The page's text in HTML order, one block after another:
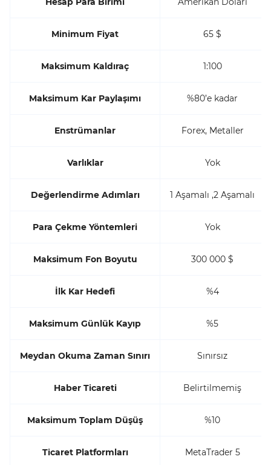
Minimum Fiyat 65 $
Maksimum Kaldıraç 1:100
Maksimum Kar Paylaşımı %80’e kadar
Enstrümanlar Forex, Metaller
Varlıklar Yok
Değerlendirme Adımları 1 Aşamalı ,2 Aşamalı
Para Çekme Yöntemleri Yok
Maksimum Fon Boyutu 300 000 $
İlk Kar Hedefi %4
Maksimum Günlük Kayıp %5
Meydan Okuma Zaman Sınırı Sınırsız
Haber Ticareti Belirtilmemiş
Maksimum Toplam Düşüş %10
Ticaret Platformları MetaTrader 5